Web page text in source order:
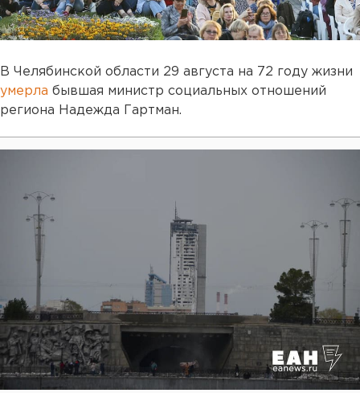
В Челябинской области 29 августа на 72 году жизни
умерла бывшая министр социальных отношений
региона Надежда Гартман.